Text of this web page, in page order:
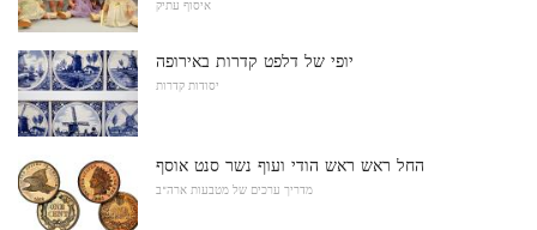
איסוף עתיק
יופי של דלפט קדרות באירופה
יסודות קדרות
החל ראש ראש הודי ועוף נשר סנט אוסף
מדריך ערכים של מטבעות ארה"ב